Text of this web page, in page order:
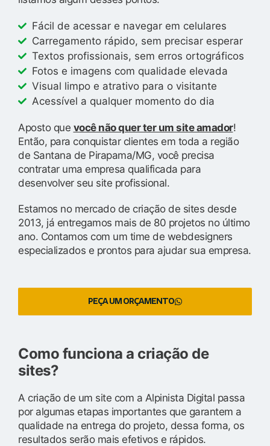
Fácil de acessar e navegar em celulares
Carregamento rápido, sem precisar esperar
Textos profissionais, sem erros ortográficos
Fotos e imagens com qualidade elevada
Visual limpo e atrativo para o visitante
Acessível a qualquer momento do dia
Aposto que você não quer ter um site amador!
Então, para conquistar clientes em toda a região
de Santana de Pirapama/MG, você precisa
contratar uma empresa qualificada para
desenvolver seu site profissional.
Estamos no mercado de criação de sites desde
2013, já entregamos mais de 80 projetos no último
ano. Contamos com um time de webdesigners
especializados e prontos para ajudar sua empresa.
PEÇA UM ORÇAMENTO
Como funciona a criação de
sites?
A criação de um site com a Alpinista Digital passa
por algumas etapas importantes que garantem a
qualidade na entrega do projeto, dessa forma, os
resultados serão mais efetivos e rápidos.